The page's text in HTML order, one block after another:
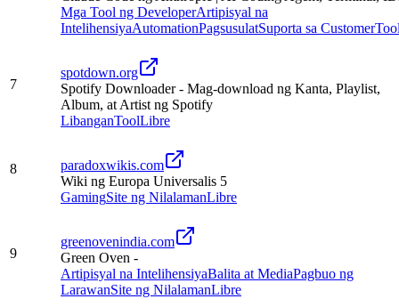
Mga Tool ng DeveloperArtipisyal na
IntelihensiyaAutomationPagsusulatSuporta sa Customer
7
spotdown.org
Spotify Downloader - Mag-download ng Kanta, Playlist,
Album, at Artist ng Spotify
LibanganToolLibre
8
paradoxwikis.com
Wiki ng Europa Universalis 5
GamingSite ng NilalamanLibre
9
greenovenindia.com
Green Oven -
Artipisyal na IntelihensiyaBalita at MediaPagbuo ng
LarawanSite ng NilalamanLibre